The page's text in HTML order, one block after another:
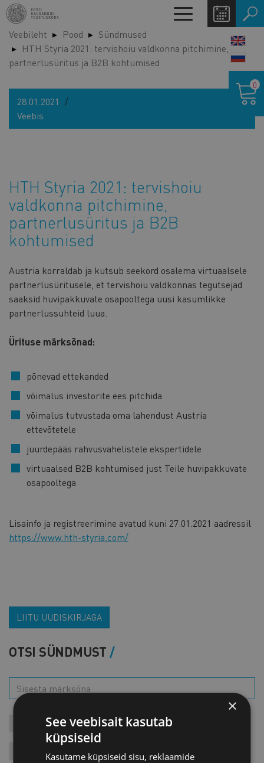
Liigu
edasi
põhisisu
juurde
Toggle
navigation
Veebileht Pood
Sündmused
HTH Styria 2021: tervishoiu valdkonna pitchimine,
partnerlusüritus ja B2B kohtumised
28.01.2021
Veebis
HTH Styria 2021: tervishoiu
valdkonna pitchimine,
partnerlusüritus ja B2B
kohtumised
Austria korraldab ja kutsub seekord osalema virtuaalsele
partnerlusüritusele, et tervishoiu valdkonnas tegutsejad
saaksid huvipakkuvate osapooltega uusi kasumlikke
partnerlussuhteid luua.
Ürituse märksõnad:
põnevad ettekanded
võimalus investorite ees pitchida
võimalus tutvustada oma lahendust Austria
ettevõtetele
juurdepääs rahvusvahelistele ekspertidele
virtuaalsed B2B kohtumised just Teile huvipakkuvate
osapooltega
Lisainfo ja registreerimine avatud kuni 27.01.2021 aadressil
https://www.hth-styria.com/
0
LIITU UUDISKIRJAGA
OTSI SÜNDMUST
KONTAKTÜRITUSED KOOLITUSED LIIKMEÜRITUSED
VARIA VÄLISVISIIDID
×
See veebisait kasutab
küpsiseid
Kasutame küpsiseid sisu, reklaamide